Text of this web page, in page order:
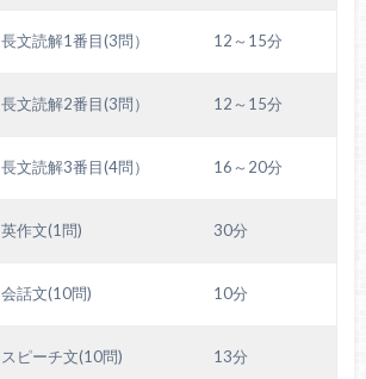
長文読解1番目(3問） 12～15分
長文読解2番目(3問） 12～15分
長文読解3番目(4問） 16～20分
英作文(1問) 30分
会話文(10問) 10分
スピーチ文(10問) 13分